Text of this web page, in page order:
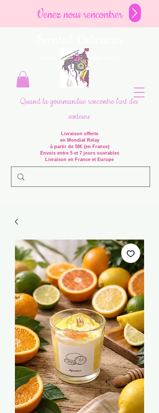
Venez nous rencontrer
French Artisanal Manufacturing
Livraison offerte
en Mondial Relay
à partir de 50€ (en France)
Envois entre 5 et 7 jours ouvrables
Livraison en France et Europe
Quand la gourmandise rencontre l'art des
senteurs